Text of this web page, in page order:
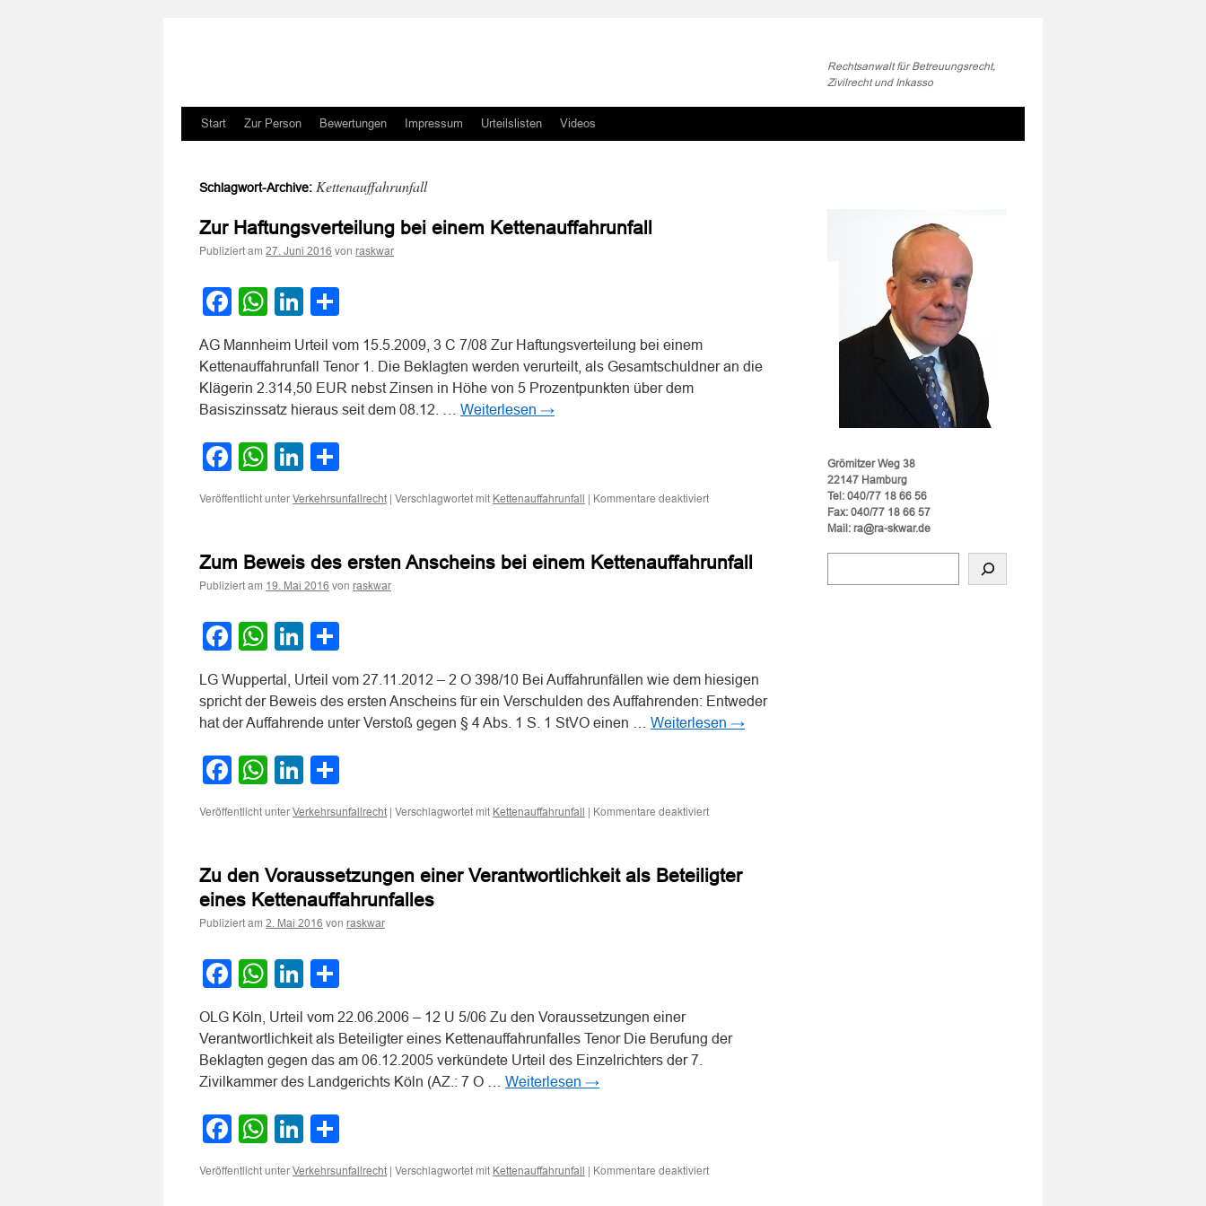
Rechtsanwalt für Betreuungsrecht,
Zivilrecht und Inkasso
Zum
springen
Start Zur Person Bewertungen Impressum Urteilslisten Videos
Schlagwort-Archive: Kettenauffahrunfall
Zur Haftungsverteilung bei einem Kettenauffahrunfall
Publiziert am 27. Juni 2016 von raskwar
Facebook
WhatsApp
LinkedIn
AG Mannheim Urteil vom 15.5.2009, 3 C 7/08 Zur Haftungsverteilung bei einem
Kettenauffahrunfall Tenor 1. Die Beklagten werden verurteilt, als Gesamtschuldner an die
Klägerin 2.314,50 EUR nebst Zinsen in Höhe von 5 Prozentpunkten über dem
Basiszinssatz hieraus seit dem 08.12. … Weiterlesen →
Facebook
WhatsApp
LinkedIn
Veröffentlicht unter Verkehrsunfallrecht | Verschlagwortet mit Kettenauffahrunfall | Kommentare deaktiviertfür
einem
Zum Beweis des ersten Anscheins bei einem Kettenauffahrunfall
Publiziert am 19. Mai 2016 von raskwar
Facebook
WhatsApp
LinkedIn
LG Wuppertal, Urteil vom 27.11.2012 – 2 O 398/10 Bei Auffahrunfällen wie dem hiesigen
spricht der Beweis des ersten Anscheins für ein Verschulden des Auffahrenden: Entweder
hat der Auffahrende unter Verstoß gegen § 4 Abs. 1 S. 1 StVO einen … Weiterlesen →
Facebook
WhatsApp
LinkedIn
Veröffentlicht unter Verkehrsunfallrecht | Verschlagwortet mit Kettenauffahrunfall | Kommentare deaktiviertfür
ersten
Anscheins
Zu den Voraussetzungen einer Verantwortlichkeit als Beteiligter
eines Kettenauffahrunfalles
Publiziert am 2. Mai 2016 von raskwar
Facebook
WhatsApp
LinkedIn
OLG Köln, Urteil vom 22.06.2006 – 12 U 5/06 Zu den Voraussetzungen einer
Verantwortlichkeit als Beteiligter eines Kettenauffahrunfalles Tenor Die Berufung der
Beklagten gegen das am 06.12.2005 verkündete Urteil des Einzelrichters der 7.
Zivilkammer des Landgerichts Köln (AZ.: 7 O … Weiterlesen →
Facebook
WhatsApp
LinkedIn
Veröffentlicht unter Verkehrsunfallrecht | Verschlagwortet mit Kettenauffahrunfall | Kommentare deaktiviertfür
Grömitzer Weg 38
22147 Hamburg
Tel: 040/77 18 66 56
Fax: 040/77 18 66 57
Mail: ra@ra-skwar.de